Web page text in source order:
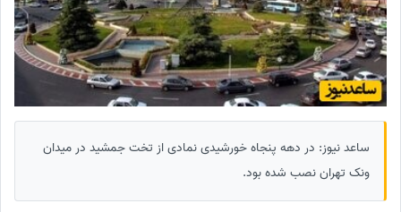
ساعد نیوز: در دهه پنجاه خورشیدی نمادی از تخت جمشید در میدان
ونک تهران نصب شده بود.